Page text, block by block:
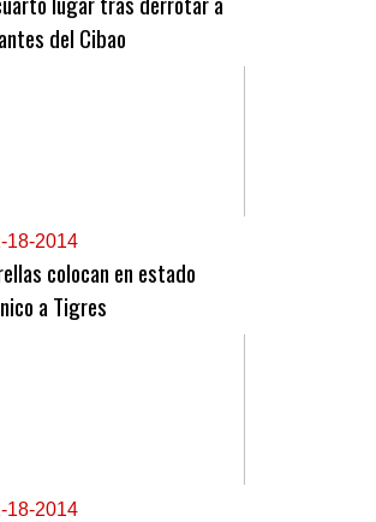
del Cibao
18-2014
colocan en estado
a Tigres
18-2014